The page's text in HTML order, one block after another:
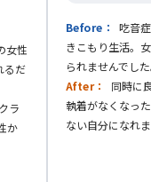
女性
るだ
ラ
か
Before：
吃音
きこもり生活。
られませんでした
After：
同時に
執着がなくなっ
ない自分になれま